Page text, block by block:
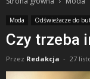
Moda Odświeżacze do
Czy trzeba
Przez Redakcja - 27